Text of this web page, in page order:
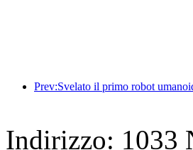
Indirizzo: 1033